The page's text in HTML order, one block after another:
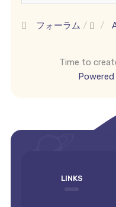
フォーラム
Time to
LINKS